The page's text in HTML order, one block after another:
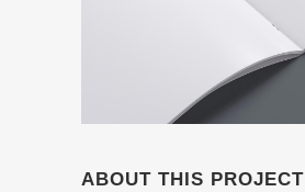
ABOUT THIS PROJECT